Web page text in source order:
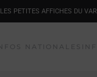
LES PETITES AFFICHES DU VAR